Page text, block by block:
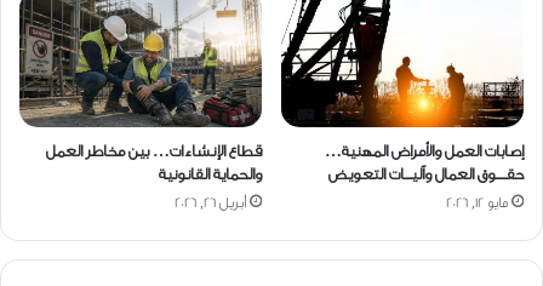
إصابات العمل والأمراض المهنية…
حقــــوق العمال وآليـــات التعويض
مايو 12, 2026
قطاع الإنشاءات… بين مخاطر العمل
والحماية القانونية
أبريل 26, 2026